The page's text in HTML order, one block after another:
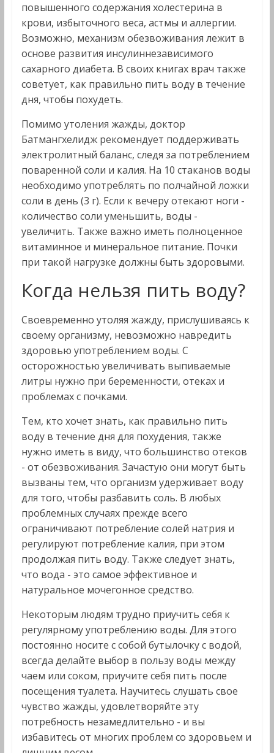
повышенного содержания холестерина в
крови, избыточного веса, астмы и аллергии.
Возможно, механизм обезвоживания лежит в
основе развития инсулиннезависимого
сахарного диабета. В своих книгах врач также
советует, как правильно пить воду в течение
дня, чтобы похудеть.
Помимо утоления жажды, доктор
Батмангхелидж рекомендует поддерживать
электролитный баланс, следя за потреблением
поваренной соли и калия. На 10 стаканов воды
необходимо употреблять по полчайной ложки
соли в день (3 г). Если к вечеру отекают ноги -
количество соли уменьшить, воды -
увеличить. Также важно иметь полноценное
витаминное и минеральное питание. Почки
при такой нагрузке должны быть здоровыми.
Когда нельзя пить воду?
Своевременно утоляя жажду, прислушиваясь к
своему организму, невозможно навредить
здоровью употреблением воды. С
осторожностью увеличивать выпиваемые
литры нужно при беременности, отеках и
проблемах с почками.
Тем, кто хочет знать, как правильно пить
воду в течение дня для похудения, также
нужно иметь в виду, что большинство отеков
- от обезвоживания. Зачастую они могут быть
вызваны тем, что организм удерживает воду
для того, чтобы разбавить соль. В любых
проблемных случаях прежде всего
ограничивают потребление солей натрия и
регулируют потребление калия, при этом
продолжая пить воду. Также следует знать,
что вода - это самое эффективное и
натуральное мочегонное средство.
Некоторым людям трудно приучить себя к
регулярному употреблению воды. Для этого
постоянно носите с собой бутылочку с водой,
всегда делайте выбор в пользу воды между
чаем или соком, приучите себя пить после
посещения туалета. Научитесь слушать свое
чувство жажды, удовлетворяйте эту
потребность незамедлительно - и вы
избавитесь от многих проблем со здоровьем и